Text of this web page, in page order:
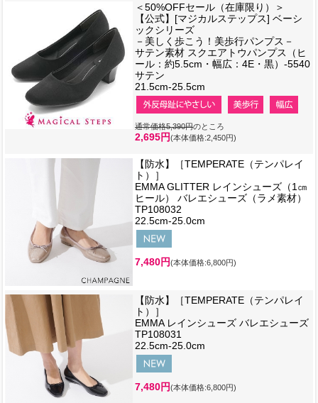
＜50%OFFセール（在庫限り）＞
【公式】[マジカルステップス] ベーシ
ックシリーズ
－美しく歩こう！美歩行パンプス－
サテン素材 スクエアトウパンプス（ヒ
ール：約5.5cm・幅広：4E・黒）-5540
サテン
21.5cm-25.5cm
通常価格5,390円のところ
2,695円(本体価格:2,450円)
【防水】［TEMPERATE（テンパレイ
ト）］
EMMA GLITTER レインシューズ（1㎝
ヒール） バレエシューズ（ラメ素材）
TP108032
22.5cm-25.0cm
7,480円(本体価格:6,800円)
【防水】［TEMPERATE（テンパレイ
ト）］
EMMA レインシューズ バレエシューズ
TP108031
22.5cm-25.0cm
7,480円(本体価格:6,800円)